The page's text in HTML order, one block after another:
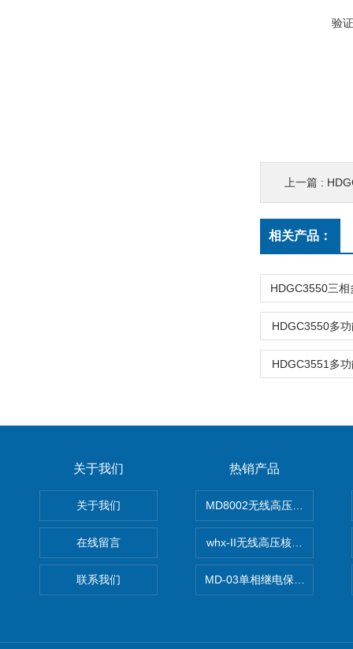
验
上一篇 :
相关产品：
HDGC3550多
HDGC3551多
关于我们
关于我们
在线留言
联系我们
热销产品
MD8002无线高压核相仪
whx-II无线高压核相仪
MD-03单相继电保护测试仪价